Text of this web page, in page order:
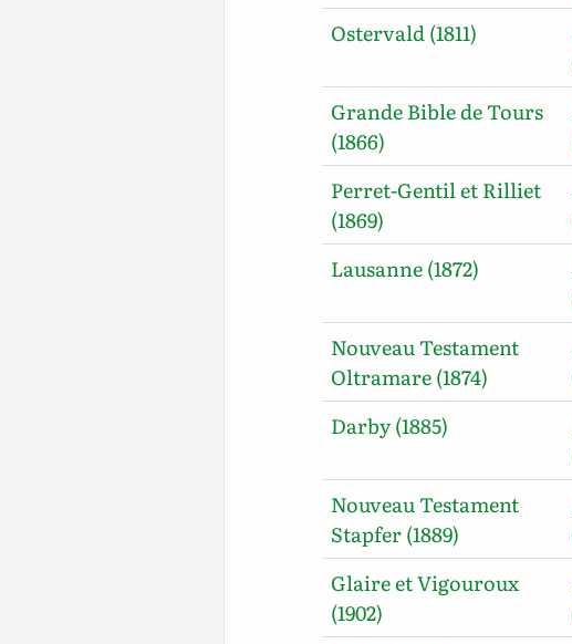
Ostervald (1811)
Grande Bible de Tours
(1866)
Perret-Gentil et Rilliet
(1869)
Lausanne (1872)
Nouveau Testament
Oltramare (1874)
Darby (1885)
Nouveau Testament
Stapfer (1889)
Glaire et Vigouroux
(1902)